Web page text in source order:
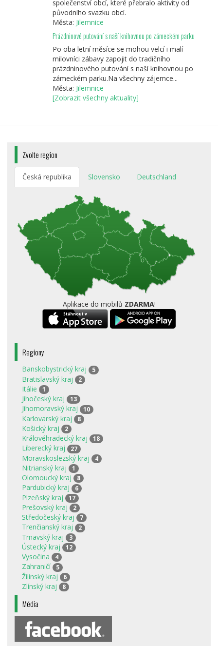
společenství obcí, které přebralo aktivity od
původního svazku obcí.
Města: Jilemnice
Prázdninové putování s naší knihovnou po zámeckém parku
Po oba letní měsíce se mohou velcí i malí
milovníci zábavy zapojit do tradičního
prázdninového putování s naší knihovnou po
zámeckém parku.Na všechny zájemce...
Města: Jilemnice
[Zobrazit všechny aktuality]
Zvolte region
Česká republika Slovensko Deutschland
Aplikace do mobilů ZDARMA!
Regiony
Banskobystrický kraj 5
Bratislavský kraj 2
Itálie 1
Jihočeský kraj 13
Jihomoravský kraj 10
Karlovarský kraj 8
Košický kraj 2
Královéhradecký kraj 18
Liberecký kraj 27
Moravskoslezský kraj 4
Nitrianský kraj 1
Olomoucký kraj 8
Pardubický kraj 6
Plzeňský kraj 17
Prešovský kraj 2
Středočeský kraj 7
Trenčianský kraj 2
Trnavský kraj 3
Ústecký kraj 12
Vysočina 4
Zahraničí 5
Žilinský kraj 6
Zlínský kraj 8
Média